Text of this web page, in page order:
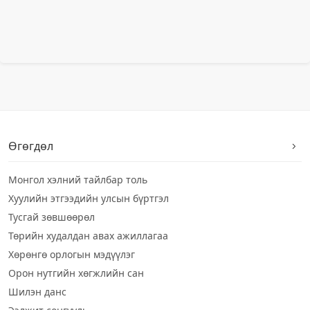
Өгөгдөл
Монгол хэлний тайлбар толь
Хуулийн этгээдийн улсын бүртгэл
Тусгай зөвшөөрөл
Төрийн худалдан авах ажиллагаа
Хөрөнгө орлогын мэдүүлэг
Орон нутгийн хөгжлийн сан
Шилэн данс